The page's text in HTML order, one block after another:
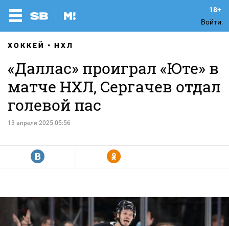
Войти
ХОККЕЙ НХЛ
«Даллас» проиграл «Юте» в
матче НХЛ, Сергачев отдал
голевой пас
13 апреля 2025 05:56
R Y